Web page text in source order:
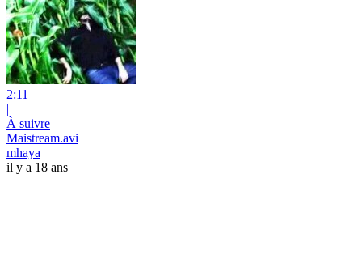
2:11
|
À suivre
Maistream.avi
mhaya
il y a 18 ans